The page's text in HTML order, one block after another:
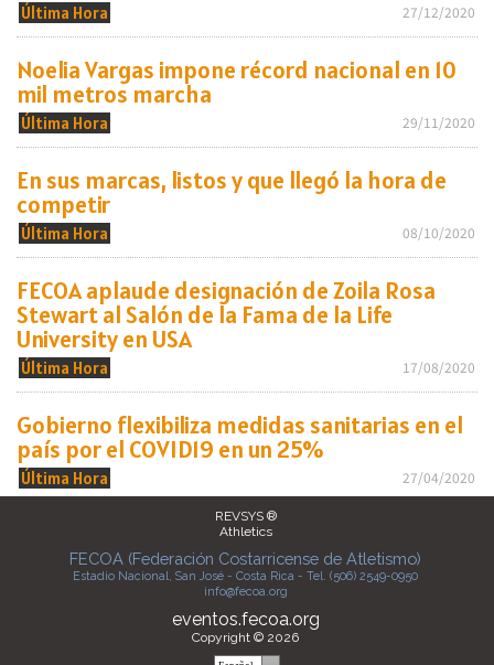
Última Hora 27/12/2020
Noelia Vargas impone récord nacional en 10
mil metros marcha
Última Hora 29/11/2020
En sus marcas, listos y que llegó la hora de
competir
Última Hora 08/10/2020
FECOA aplaude designación de Zoila Rosa
Stewart al Salón de la Fama de la Life
University en USA
Última Hora 17/08/2020
Gobierno flexibiliza medidas sanitarias en el
país por el COVID19 en un 25%
Última Hora 27/04/2020
REVSYS ®
Athletics
FECOA (Federación Costarricense de Atletismo)
Estadio Nacional, San José - Costa Rica - Tel. (506) 2549-0950
info@fecoa.org
eventos.fecoa.org
Copyright © 2026